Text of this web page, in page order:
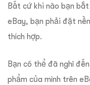
Bất cứ khi nào bạn
eBay, bạn phải đặt
thích hợp.
Bạn có thể đã nghĩ
phẩm của mình trên